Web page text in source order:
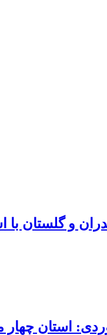
و گلستان با
استان چهار